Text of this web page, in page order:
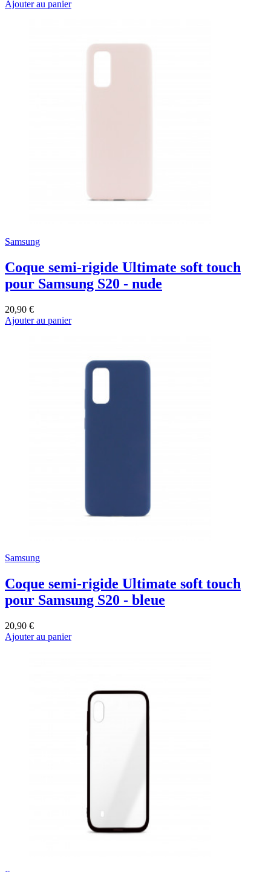
Ajouter au panier
Samsung
Coque semi-rigide Ultimate soft touch
pour Samsung S20 - nude
20,90 €
Ajouter au panier
Samsung
Coque semi-rigide Ultimate soft touch
pour Samsung S20 - bleue
20,90 €
Ajouter au panier